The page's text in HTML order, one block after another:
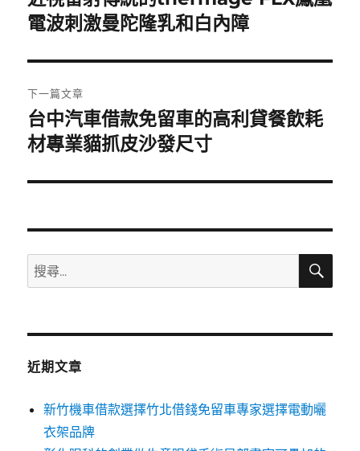
導
覽
一
文
章:
電波刺激曼陀隆乳和白內障
下一篇文章
下
一
文
台中汽車借款免留車的高利貸餐飲耗
材專業貓抓皮沙發尺寸
搜
尋
鍵
搜
近期文章
新竹機車借款選擇竹北借錢免留車專家選擇電動曬
衣架品牌